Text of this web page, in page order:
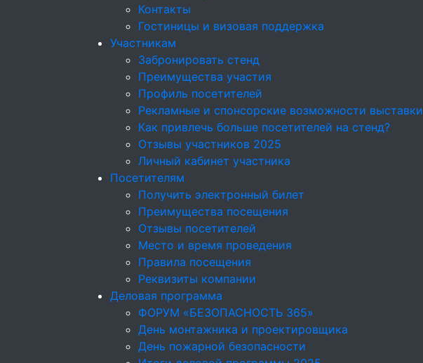
Контакты
Гостиницы и визовая поддержка
Участникам
Забронировать стенд
Преимущества участия
Профиль посетителей
Рекламные и спонсорские возможности выставки
Как привлечь больше посетителей на стенд?
Отзывы участников 2025
Личный кабинет участника
Посетителям
Получить электронный билет
Преимущества посещения
Отзывы посетителей
Место и время проведения
Правила посещения
Реквизиты компании
Деловая программа
ФОРУМ «БЕЗОПАСНОСТЬ 365»
День монтажника и проектировщика
День пожарной безопасности